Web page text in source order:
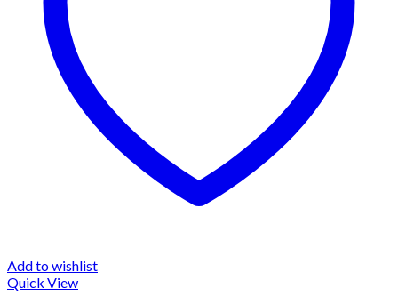
Add to wishlist
Quick View